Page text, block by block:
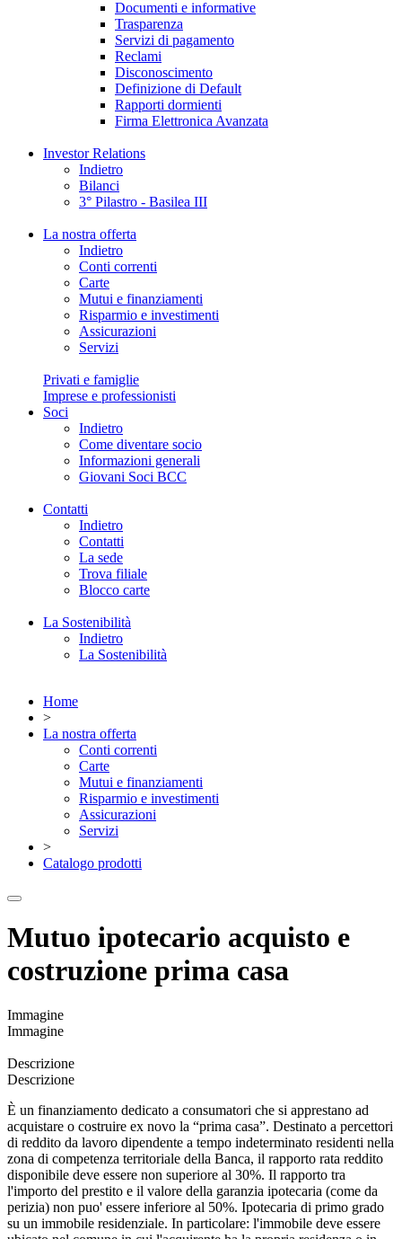
Documenti e informative
Trasparenza
Servizi di pagamento
Reclami
Disconoscimento
Definizione di Default
Rapporti dormienti
Firma Elettronica Avanzata
Investor Relations
Indietro
Bilanci
3° Pilastro - Basilea III
La nostra offerta
Indietro
Conti correnti
Carte
Mutui e finanziamenti
Risparmio e investimenti
Assicurazioni
Servizi
Privati e famiglie
Imprese e professionisti
Soci
Indietro
Come diventare socio
Informazioni generali
Giovani Soci BCC
Contatti
Indietro
Contatti
La sede
Trova filiale
Blocco carte
La Sostenibilità
Indietro
La Sostenibilità
Home
>
La nostra offerta
Conti correnti
Carte
Mutui e finanziamenti
Risparmio e investimenti
Assicurazioni
Servizi
>
Catalogo prodotti
Mutuo ipotecario acquisto e
costruzione prima casa
Immagine
Immagine
Descrizione
Descrizione
È un finanziamento dedicato a consumatori che si apprestano ad
acquistare o costruire ex novo la “prima casa”. Destinato a percettori
di reddito da lavoro dipendente a tempo indeterminato residenti nella
zona di competenza territoriale della Banca, il rapporto rata reddito
disponibile deve essere non superiore al 30%. Il rapporto tra
l'importo del prestito e il valore della garanzia ipotecaria (come da
perizia) non puo' essere inferiore al 50%. Ipotecaria di primo grado
su un immobile residenziale. In particolare: l'immobile deve essere